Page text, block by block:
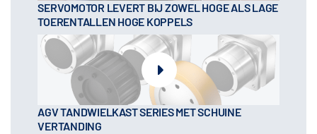
SERVOMOTOR LEVERT BIJ ZOWEL HOGE ALS LAGE
TOERENTALLEN HOGE KOPPELS
AGV TANDWIELKAST SERIES MET SCHUINE
VERTANDING